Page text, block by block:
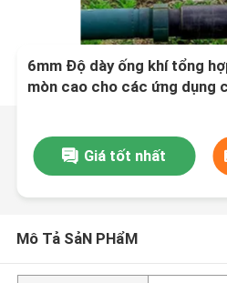
6mm Độ dày ống khí tổng
mòn cao cho các ứng dụng
Giá tốt nhất
Mô Tả SảN PHẩM